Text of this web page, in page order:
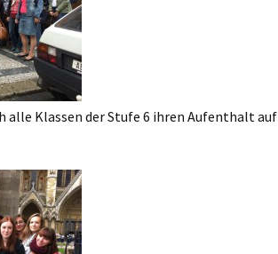
alle Klassen der Stufe 6 ihren Aufenthalt auf